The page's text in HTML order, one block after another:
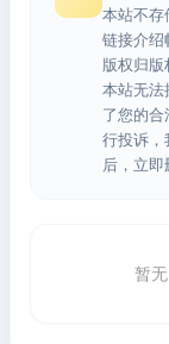
本站不存
链接介绍
版权归
本站无法
了您的合
行投诉，
后，立即
暂